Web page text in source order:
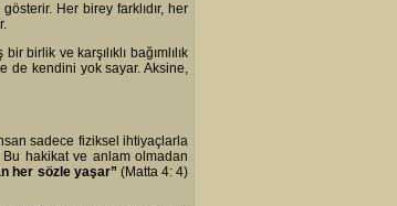
Her birey farklıdır, her
birlik ve karşılıklı bağımlılık
de kendini yok sayar. Aksine,
sadece fiziksel ihtiyaçlarla
hakikat ve anlam olmadan
her sözle yaşar” (Matta 4: 4)